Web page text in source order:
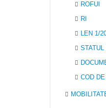
ROFUI
RI
LEN 1/
STATUL
COD